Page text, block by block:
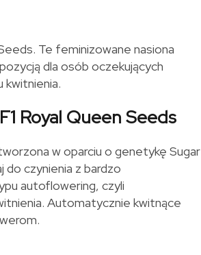
Te feminizowane nasiona
dla osób oczekujących
kwitnienia.
Royal Queen Seeds
w oparciu o genetykę Sugar
do czynienia z bardzo
autoflowering, czyli
Automatycznie kwitnące